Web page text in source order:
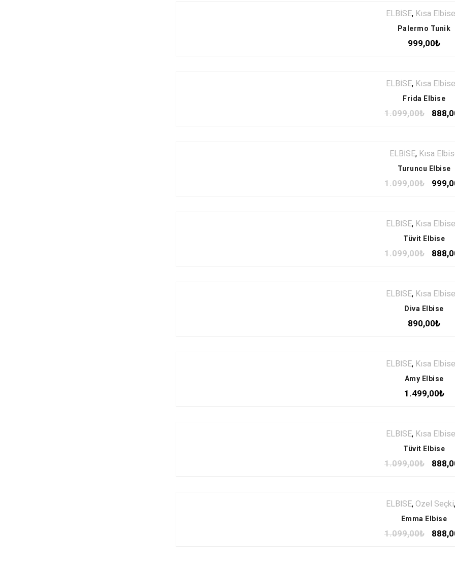
ELBİSE, Kısa Elbise
Palermo Tunik
999,00₺
ELBİSE, Kısa Elbise
Frida Elbise
1.099,00₺
ELBİSE, Kısa
Turuncu Elbise
1.099,00₺
ELBİSE, Kısa Elbise
Tüvit Elbise
1.099,00₺
ELBİSE, Kısa Elbise
Diva Elbise
890,00₺
ELBİSE, Kısa Elbise
Amy Elbise
1.499,00₺
ELBİSE, Kısa Elbise
Tüvit Elbise
1.099,00₺
ELBİSE, Özel Seçki,
Emma Elbise
1.099,00₺